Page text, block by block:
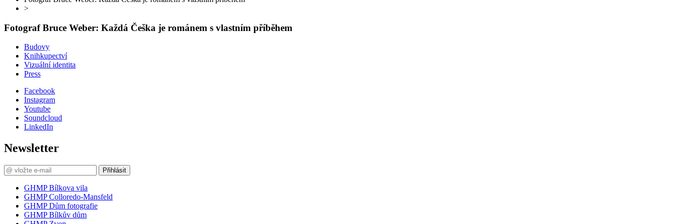
>
Fotograf Bruce Weber: Každá Češka je románem s vlastním příběhem
Budovy
Knihkupectví
Vizuální identita
Press
Facebook
Instagram
Youtube
Soundcloud
LinkedIn
Newsletter
Přihlásit
GHMP Bílkova vila
GHMP Colloredo-Mansfeld
GHMP Dům fotografie
GHMP Bílkův dům